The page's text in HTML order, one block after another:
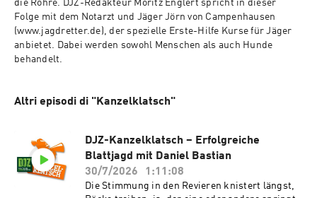
die Röhre. DJZ-Redakteur Moritz Englert spricht in dieser
Folge mit dem Notarzt und Jäger Jörn von Campenhausen
(www.jagdretter.de), der spezielle Erste-Hilfe Kurse für Jäger
anbietet. Dabei werden sowohl Menschen als auch Hunde
behandelt.
Altri episodi di "Kanzelklatsch"
DJZ-Kanzelklatsch – Erfolgreiche
Blattjagd mit Daniel Bastian
30/7/2026
1:11:08
Die Stimmung in den Revieren knistert längst,